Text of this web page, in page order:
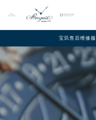
宝玑售后维修
心介绍 联系我